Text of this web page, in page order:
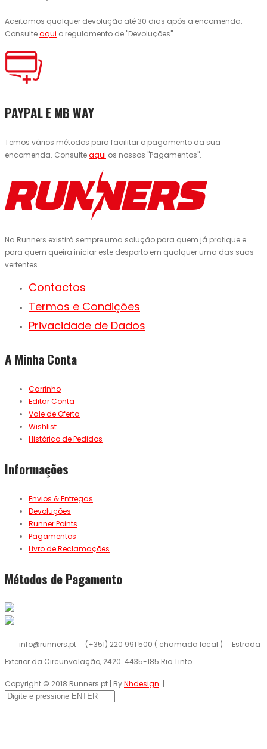
Aceitamos qualquer devolução até 30 dias após a encomenda.
Consulteaqui o regulamento de "Devoluções".
PAYPAL E MB WAY
Temos vários métodos para facilitar o pagamento da sua
encomenda. Consulteaqui os nossos "Pagamentos".
Na Runners existirá sempre uma solução para quem já pratique e
para quem queira iniciar este desporto em qualquer uma das suas
vertentes.
Contactos
Termos e Condições
Privacidade de Dados
A Minha Conta
Carrinho
Editar Conta
Vale de Oferta
Wishlist
Histórico de Pedidos
Informações
Envios & Entregas
Devoluções
Runner Points
Pagamentos
Livro de Reclamações
Métodos de Pagamento
info@runners.pt (+351) 220 991 500 ( chamada local )
Estrada
Exterior da Circunvalação, 2420. 4435-185 Rio Tinto.
Copyright © 2018 Runners.pt | ByNhdesign. |